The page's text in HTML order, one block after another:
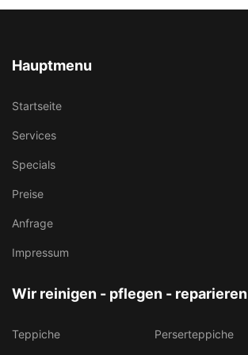
Hauptmenu
Startseite
Services
Specials
Preise
Anfrage
Impressum
Wir reinigen - pflegen - reparieren
Teppiche Perserteppiche